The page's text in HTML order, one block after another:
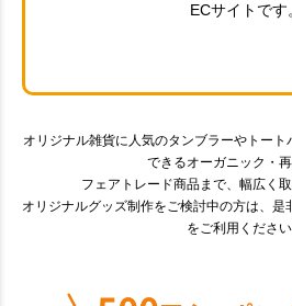
ECサイトです
オリジナル雑貨に人気のタンブラーやトー
できるオーガニック・再
フェアトレード商品まで、幅広く
オリジナルグッズ制作をご検討中の方は、是
をご利用ください